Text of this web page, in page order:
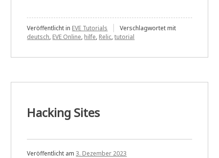
Veröffentlicht in EVE Tutorials
Verschlagwortet mit
deutsch, EVE Online, hilfe, Relic,tutorial
Hacking Sites
Veröffentlicht am3. Dezember 2023